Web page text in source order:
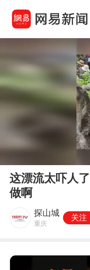
这漂流太吓人
做啊
探山城
重庆
关注